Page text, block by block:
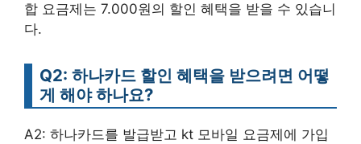
합 요금제는 7.000원의 할인 혜택을 받을 수 있습니
다.
Q2: 하나카드 할인 혜택을 받으려면 어떻
게 해야 하나요?
A2: 하나카드를 발급받고 kt 모바일 요금제에 가입